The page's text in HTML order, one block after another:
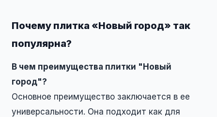
Почему плитка «Новый город» так
популярна?
В чем преимущества плитки "Новый
город"?
Основное преимущество заключается в ее
универсальности. Она подходит как для